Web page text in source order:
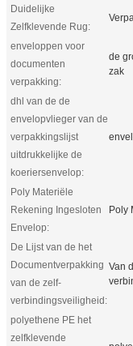
Duidelijke
Zelfklevende Rug:
enveloppen voor
documenten
verpakking:
de
zak
dhl van de de
envelopvlieger van de
verpakkingslijst
uitdrukkelijke de
koeriersenvelop:
Poly Materiële
Rekening Ingesloten
Envelop:
Poly
De Lijst van de het
Documentverpakking
van de zelf-
verbindingsveiligheid:
Van
polyethene PE het
zelfklevende